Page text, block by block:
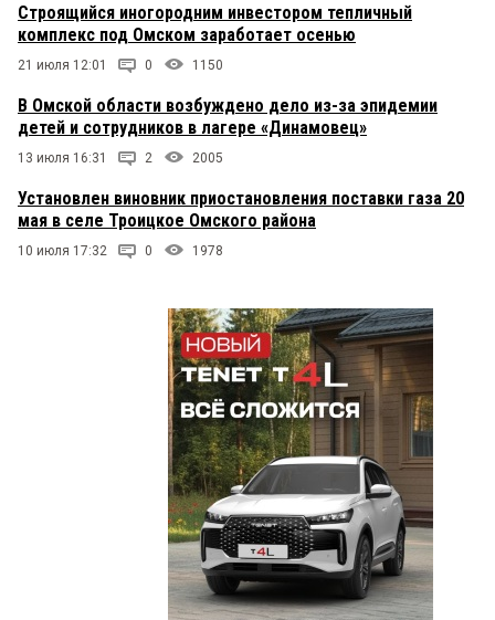
Строящийся иногородним инвестором тепличный
комплекс под Омском заработает осенью
21 июля 12:01 0 1150
В Омской области возбуждено дело из-за эпидемии
детей и сотрудников в лагере «Динамовец»
13 июля 16:31 2 2005
Установлен виновник приостановления поставки газа 20
мая в селе Троицкое Омского района
10 июля 17:32 0 1978